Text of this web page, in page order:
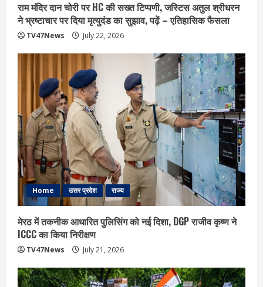
राम मंदिर दान चोरी पर HC की सख्त टिप्पणी, जस्टिस अतुल श्रीधरन
ने भ्रष्टाचार पर द‍िया मृत्युदंड का सुझाव, पढ़ें – एत‍िहास‍िक फैसला
TV47News July 22, 2026
Home उत्तर प्रदेश राज्य
मेरठ में तकनीक आधारित पुलिसिंग को नई दिशा, DGP राजीव कृष्ण ने
ICCC का किया निरीक्षण
TV47News July 21, 2026